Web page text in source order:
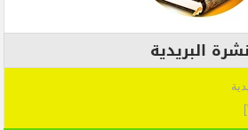
البريدية